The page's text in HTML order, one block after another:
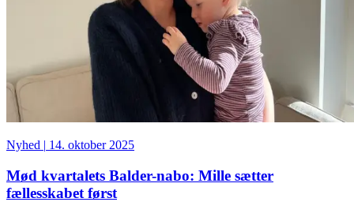
Nyhed | 14. oktober 2025
Mød kvartalets Balder-nabo: Mille sætter
fællesskabet først